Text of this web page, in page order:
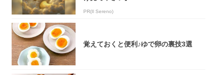
PR(Il Sereno)
覚えておくと便利♪ゆで卵の裏技3選